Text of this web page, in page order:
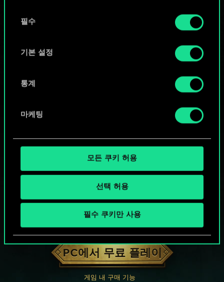
쿠키 사용에 관한 세부 사항이나 관련 설정은 아래의
필수
기본 설정
통계
마케팅
모든 쿠키 허용
선택 허용
필수 쿠키만 사용
궨트 한 판 어떠신가요?
PC에서 무료 플레이
게임 내 구매 기능